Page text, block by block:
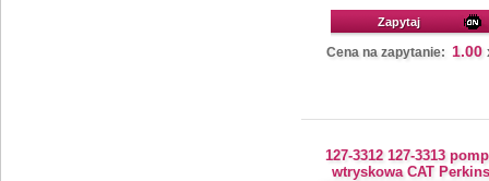
Zapytaj
Cena na zapytanie: 1.00
127-3312 127-3313
wtryskowa CAT Perkins